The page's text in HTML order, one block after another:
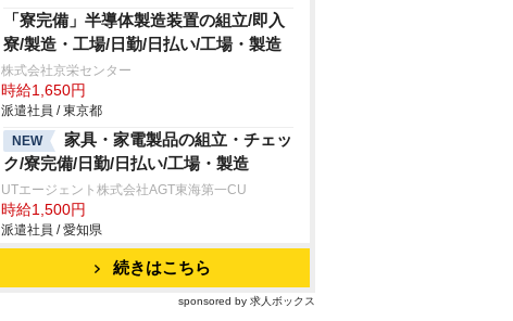
「寮完備」半導体製造装置の組立/即入
寮/製造・工場/日勤/日払い/工場・製造
株式会社京栄センター
時給1,650円
派遣社員 / 東京都
NEW
家具・家電製品の組立・チェッ
ク/寮完備/日勤/日払い/工場・製造
UTエージェント株式会社AGT東海第一CU
時給1,500円
派遣社員 / 愛知県
続きはこちら
sponsored by 求人ボックス